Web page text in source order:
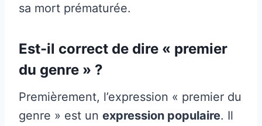
sa mort prématurée.
Est-il correct de dire « premier
du genre » ?
Premièrement, l’expression « premier du
genre » est un expression populaire. Il